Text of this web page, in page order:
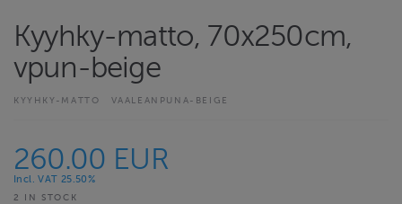
Kyyhky-matto, 70x250cm,
vpun-beige
KYYHKY-MATTO VAALEANPUNA-BEIGE
260.00 EUR
Incl. VAT 25.50%
2 IN STOCK